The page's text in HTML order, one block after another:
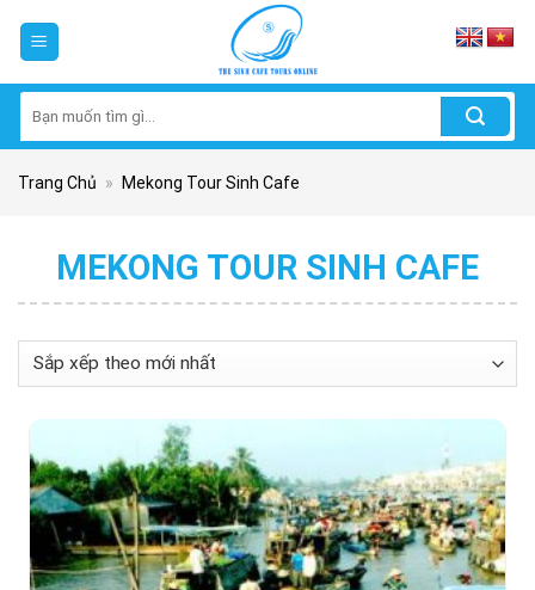
kiếm:
Trang Chủ » Mekong Tour Sinh Cafe
MEKONG TOUR SINH CAFE